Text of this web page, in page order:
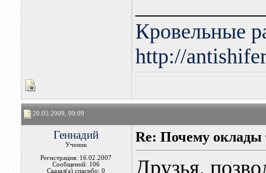
Кровельные
http://
20.05.2009, 09:09
Геннадий
Ученик
Регистрация: 16.02.2007
Сообщений: 106
Сказал(а) спасибо: 0
Re: Почему оклады
Друзья,